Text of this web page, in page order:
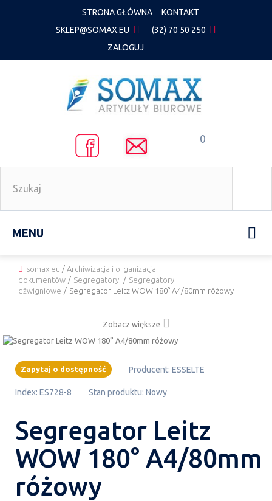
STRONA GŁÓWNA
KONTAKT
SKLEP@SOMAX.EU
(32) 70 50 250
ZALOGUJ
0
MENU
somax.eu / Archiwizacja i organizacja
dokumentów / Segregatory / Segregatory
dźwigniowe / Segregator Leitz WOW 180° A4/80mm różowy
Zobacz większe
Zapytaj o dostępność Producent: ESSELTE
Index: ES728-8 Stan produktu: Nowy
Segregator Leitz
WOW 180° A4/80mm
różowy